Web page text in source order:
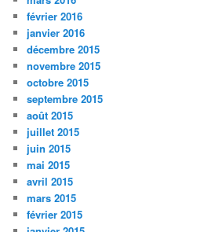
février 2016
janvier 2016
décembre 2015
novembre 2015
octobre 2015
septembre 2015
août 2015
juillet 2015
juin 2015
mai 2015
avril 2015
mars 2015
février 2015